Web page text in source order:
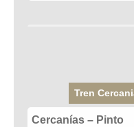
Tren
Cercanías – Pinto